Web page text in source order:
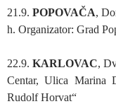
21.9.POPOVAČA,
h. Organizator: Grad
22.9.KARLOVAC,
Centar, Ulica Marina
Rudolf Horvat“